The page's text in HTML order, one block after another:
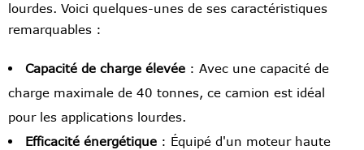
lourdes. Voici quelques-unes de ses caractéristiques
remarquables :
Capacité de charge élevée : Avec une capacité de
charge maximale de 40 tonnes, ce camion est idéal
pour les applications lourdes.
Efficacité énergétique : Équipé d'un moteur haute